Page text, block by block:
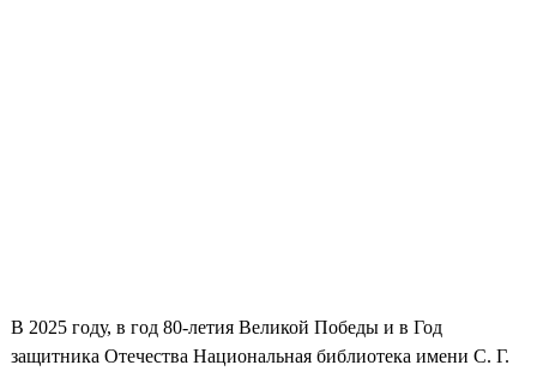
В 2025 году, в год 80-летия Великой Победы и в Год
защитника Отечества Национальная библиотека имени С. Г.